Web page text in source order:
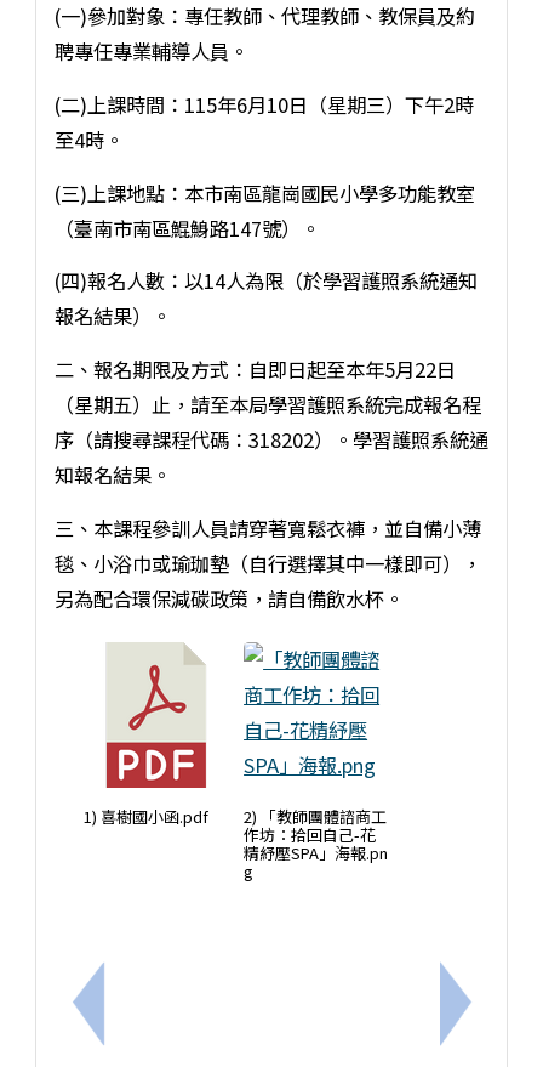
上一筆：轉知後備指揮部「後備軍人與補充兵緩召
(一)參加對象：專任教師、代理教師、教保員及約
聘專任專業輔導人員。
(二)上課時間：115年6月10日（星期三）下午2時
至4時。
(三)上課地點：本市南區龍崗國民小學多功能教室
（臺南市南區鯤鯓路147號）。
(四)報名人數：以14人為限（於學習護照系統通知
報名結果）。
二、報名期限及方式：自即日起至本年5月22日
（星期五）止，請至本局學習護照系統完成報名程
序（請搜尋課程代碼：318202）。學習護照系統通
知報名結果。
三、本課程參訓人員請穿著寬鬆衣褲，並自備小薄
毯、小浴巾或瑜珈墊（自行選擇其中一樣即可），
另為配合環保減碳政策，請自備飲水杯。
1) 喜樹國小函.pdf 2) 「教師團體諮商工
作坊：拾回自己-花
精紓壓SPA」海報.pn
g
下一筆：